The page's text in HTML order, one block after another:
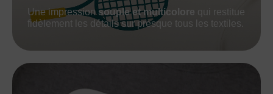
Une impressionsouple et multicolore qui restitue
fidèlement les détails sur presque tous les textiles.